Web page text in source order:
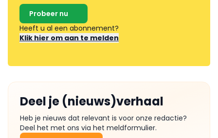
Probeer nu
Heeft u al een abonnement?
Klik hier om aan te melden
Deel je (nieuws)verhaal
Heb je nieuws dat relevant is voor onze redactie?
Deel het met ons via het meldformulier.